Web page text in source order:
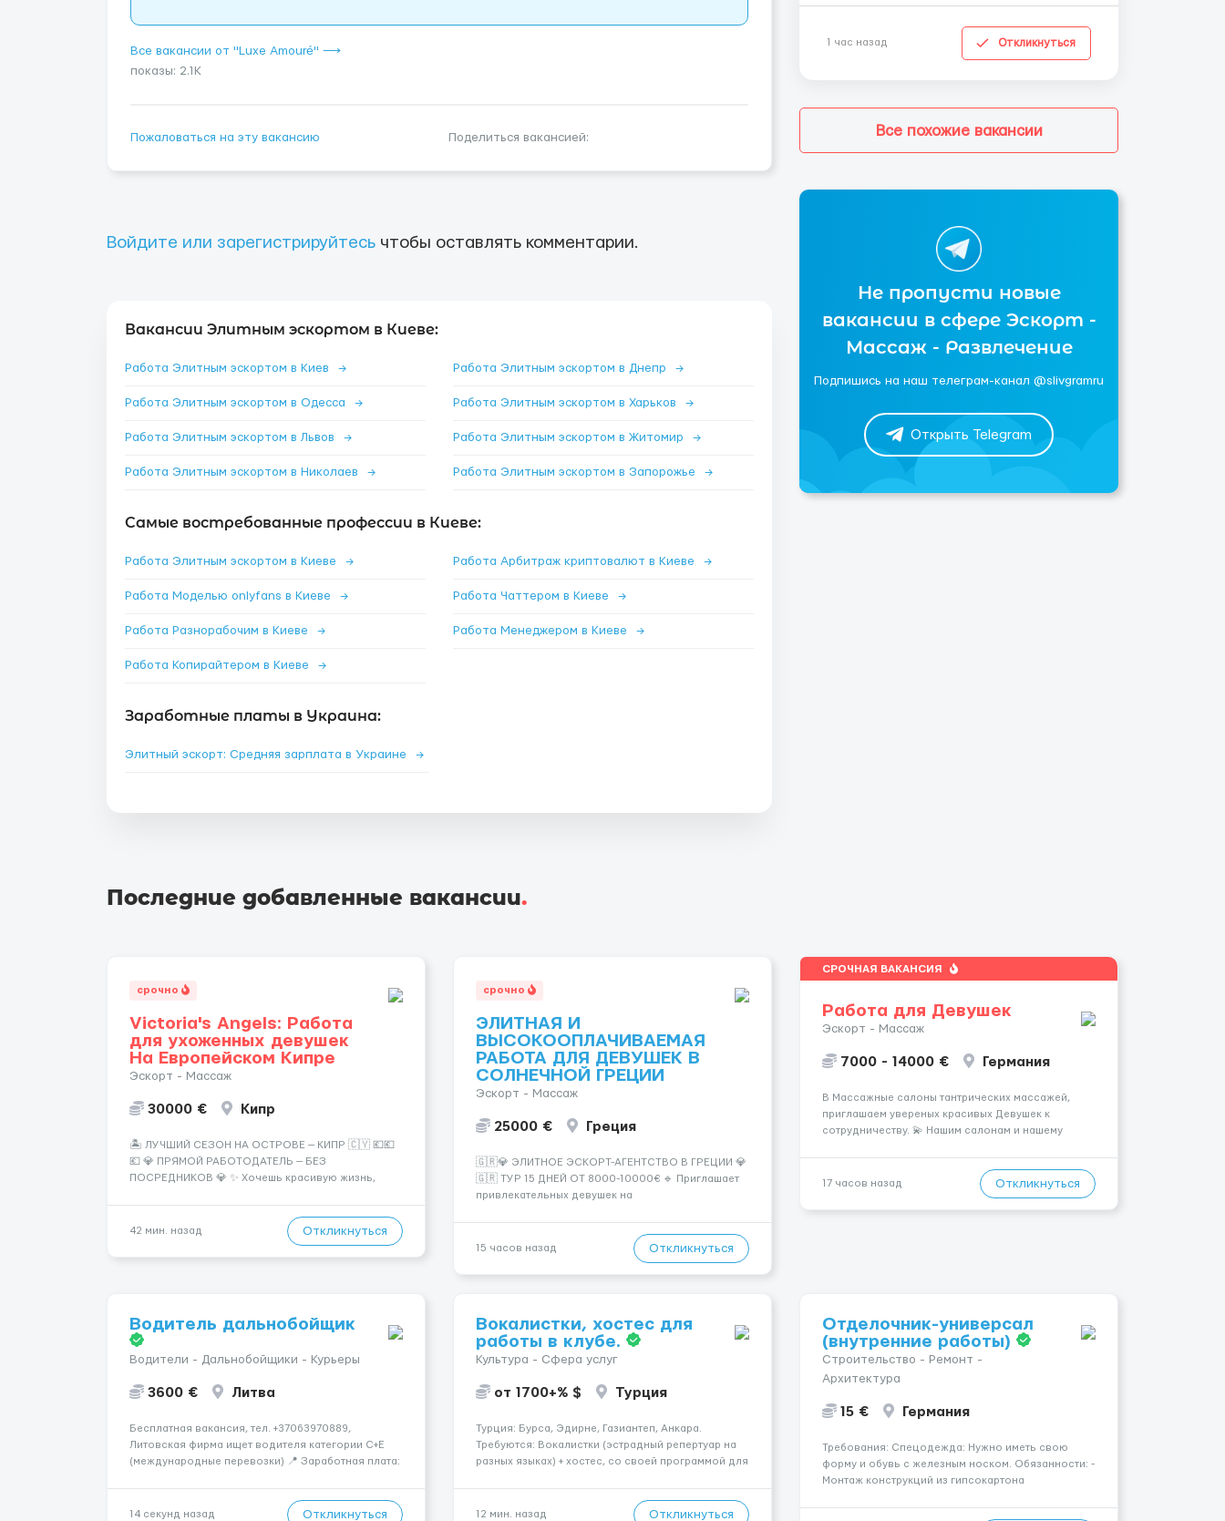
Все вакансии от "Luxe Amouré" ⟶
показы: 2.1K
Пожаловаться на эту вакансию Поделиться вакансией:
Войдите или зарегистрируйтесь чтобы оставлять комментарии.
Вакансии Элитным эскортом в Киеве:
Работа Элитным эскортом в Киев → Работа Элитным эскортом в Днепр →
Работа Элитным эскортом в Одесса → Работа Элитным эскортом в Харьков →
Работа Элитным эскортом в Львов → Работа Элитным эскортом в Житомир →
Работа Элитным эскортом в Николаев → Работа Элитным эскортом в Запорожье →
Самые востребованные профессии в Киеве:
Работа Элитным эскортом в Киеве → Работа Арбитраж криптовалют в Киеве →
Работа Моделью onlyfans в Киеве → Работа Чаттером в Киеве →
Работа Разнорабочим в Киеве → Работа Менеджером в Киеве →
Работа Копирайтером в Киеве →
Заработные платы в Украина:
Элитный эскорт: Средняя зарплата в Украине →
1 час назад Откликнуться
Все похожие вакансии
Не пропусти новые
вакансии в сфере Эскорт -
Массаж - Развлечение
Подпишись на наш телеграм-канал @slivgramru
Открыть Telegram
Последние добавленные вакансии.
срочно
Victoria's Angels: Работа
для ухоженных девушек
На Европейском Кипре
Эскорт - Массаж
30000 € Кипр
🏝️ ЛУЧШИЙ СЕЗОН НА ОСТРОВЕ — КИПР 🇨🇾 💶💶
💶 💎 ПРЯМОЙ РАБОТОДАТЕЛЬ — БЕЗ
ПОСРЕДНИКОВ 💎 ✨ Хочешь красивую жизнь,
— Опытная команда с годами практики —
Стабильный поток клиентов (без ...
42 мин. назад Откликнуться
срочно
ЭЛИТНАЯ И
ВЫСОКООПЛАЧИВАЕМАЯ
РАБОТА ДЛЯ ДЕВУШЕК В
СОЛНЕЧНОЙ ГРЕЦИИ
Эскорт - Массаж
25000 € Греция
🇬🇷💎 ЭЛИТНОЕ ЭСКОРТ-АГЕНТСТВО В ГРЕЦИИ 💎
🇬🇷 ТУР 15 ДНЕЙ ОТ 8000-10000€ 🔹 Приглашает
привлекательных девушек на
хорошие деньги 💶 — это предложение для тебя! 🔹
15 часов назад Откликнуться
СРОЧНАЯ ВАКАНСИЯ
Работа для Девушек
Эскорт - Массаж
7000 - 14000 € Германия
В Массажные салоны тантрических массажей,
приглашаем увереных красивых Девушек к
сотрудничеству. 💫 Нашим салонам и нашему
заработная плата 💚Мы гарантируем Наличие
17 часов назад Откликнуться
Водитель дальнобойщик
Водители - Дальнобойщики - Курьеры
3600 € Литва
Бесплатная вакансия, тел. +37063970889,
Литовская фирма ищет водителя категории C+E
(международные перевозки) 📍 Заработная плата:
рефрижераторах. В среднем 400–500 км в день.
14 секунд назад Откликнуться
Вокалистки, хостес для
работы в клубе.
Культура - Сфера услуг
от 1700+% $ Турция
Турция: Бурса, Эдирне, Газиантеп, Анкара.
Требуются: Вокалистки (эстрадный репертуар на
разных языках) + хостеc, со своей программой для
трех месяцев. Мед. страховка. Высокая зарплат...
12 мин. назад Откликнуться
Отделочник-универсал
(внутренние работы)
Строительство - Ремонт -
Архитектура
15 € Германия
Требования: Спецодежда: Нужно иметь свою
форму и обувь с железным носком. Обязанности: -
Монтаж конструкций из гипсокартона